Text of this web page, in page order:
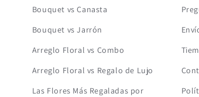
Bouquet vs Canasta
Bouquet vs Jarrón
Arreglo Floral vs Combo
Arreglo Floral vs Regalo de Lujo
Las Flores Más Regaladas por